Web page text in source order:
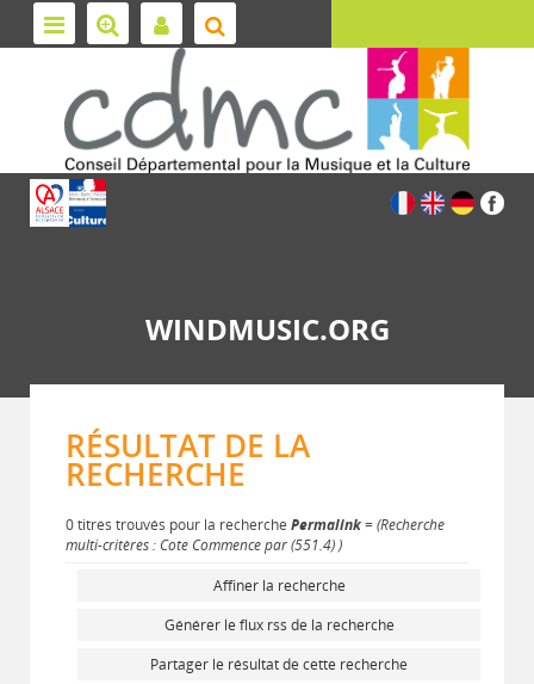
WINDMUSIC.ORG
RÉSULTAT DE LA
RECHERCHE
0 titres trouvés pour la recherche Permalink= (Recherche
multi-critères : Cote Commence par (551.4) )
Affiner la recherche
Générer le flux rss de la recherche
Partager le résultat de cette recherche